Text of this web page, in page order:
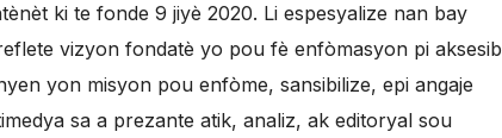
ki te fonde 9 jiyè 2020. Li espesyalize nan bay
vizyon fondatè yo pou fè enfòmasyon pi aksesib
yon misyon pou enfòme, sansibilize, epi angaje
sa a prezante atik, analiz, ak editoryal sou